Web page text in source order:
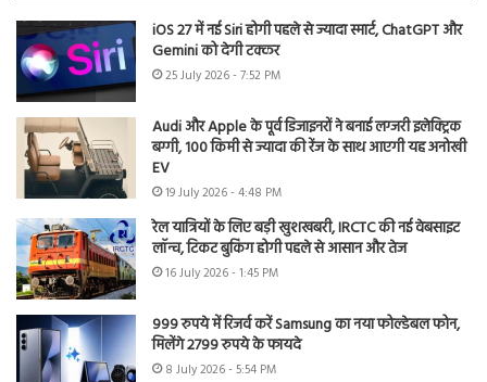
iOS 27 में नई Siri होगी पहले से ज्यादा स्मार्ट, ChatGPT और
Gemini को देगी टक्कर
25 July 2026 - 7:52 PM
Audi और Apple के पूर्व डिजाइनरों ने बनाई लग्जरी इलेक्ट्रिक
बग्गी, 100 किमी से ज्यादा की रेंज के साथ आएगी यह अनोखी
EV
19 July 2026 - 4:48 PM
रेल यात्रियों के लिए बड़ी खुशखबरी, IRCTC की नई वेबसाइट
लॉन्च, टिकट बुकिंग होगी पहले से आसान और तेज
16 July 2026 - 1:45 PM
999 रुपये में रिजर्व करें Samsung का नया फोल्डेबल फोन,
मिलेंगे 2799 रुपये के फायदे
8 July 2026 - 5:54 PM